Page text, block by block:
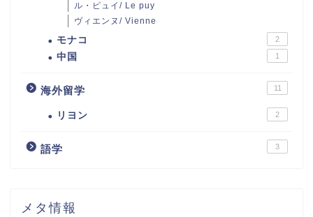
ル・ピュイ/ Le puy
ヴィエンヌ/ Vienne
モナコ 2
中国 1
海外留学 11
リヨン 2
語学 3
メタ情報